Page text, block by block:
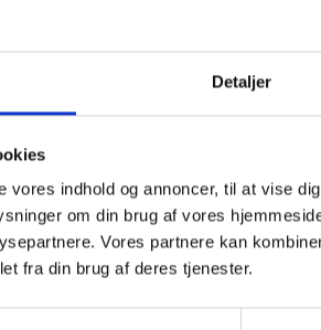
Detaljer
vores indhold og annoncer, til at vise
om din brug af vores
Vores partnere kan
fra din brug af deres tjenester.
kan vi ikke
Pakkes og